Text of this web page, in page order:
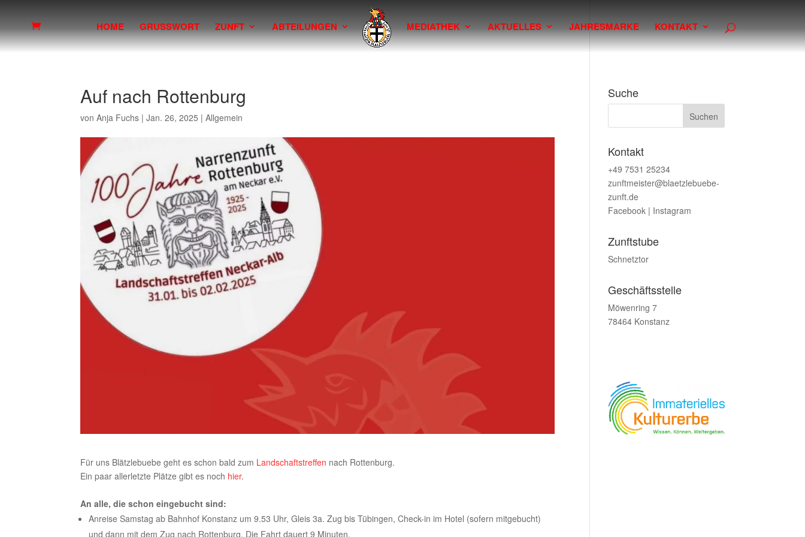
HOME GRUSSWORT ZUNFT ABTEILUNGEN MEDIATHEK AKTUELLES JAHRESMARKE KONTAKT
Auf nach Rottenburg
vonAnja Fuchs |Jan. 26, 2025 |Allgemein
Für uns Blätzlebuebe geht es schon bald zum Landschaftstreffen nach Rottenburg.
Ein paar allerletzte Plätze gibt es noch hier.
An alle, die schon eingebucht sind:
Anreise Samstag ab Bahnhof Konstanz um 9.53 Uhr, Gleis 3a. Zug bis Tübingen, Check-in im Hotel (sofern mitgebucht)
und dann mit dem Zug nach Rottenburg. Die Fahrt dauert 9 Minuten.
Suche
Kontakt
+49 7531 25234
zunftmeister@blaetzlebuebe-
zunft.de
Facebook | Instagram
Zunftstube
Schnetztor
Geschäftsstelle
Möwenring 7
78464 Konstanz